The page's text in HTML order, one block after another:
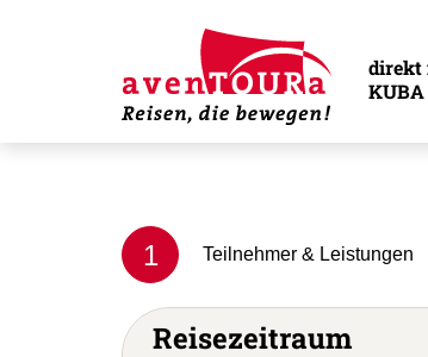
direkt
KUBA
1 Teilnehmer & Leistungen
Reisezeitraum